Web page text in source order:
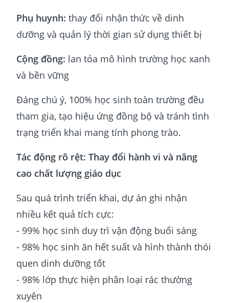
Phụ huynh: thay đổi nhận thức về dinh
dưỡng và quản lý thời gian sử dụng thiết bị
Cộng đồng: lan tỏa mô hình trường học xanh
và bền vững
Đáng chú ý, 100% học sinh toàn trường đều
tham gia, tạo hiệu ứng đồng bộ và tránh tình
trạng triển khai mang tính phong trào.
Tác động rõ rệt: Thay đổi hành vi và nâng
cao chất lượng giáo dục
Sau quá trình triển khai, dự án ghi nhận
nhiều kết quả tích cực:
- 99% học sinh duy trì vận động buổi sáng
- 98% học sinh ăn hết suất và hình thành thói
quen dinh dưỡng tốt
- 98% lớp thực hiện phân loại rác thường
xuyên